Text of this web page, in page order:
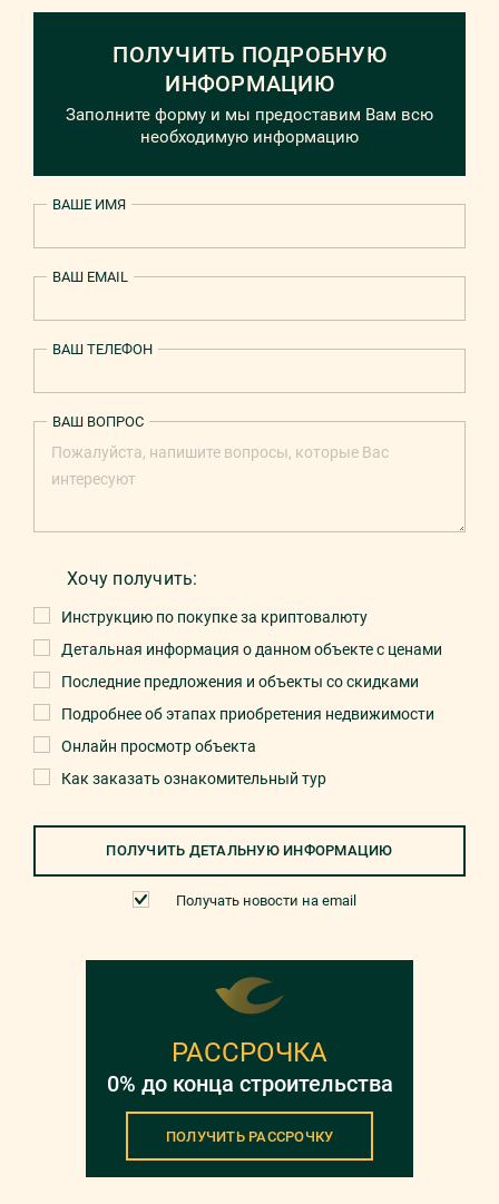
ПОЛУЧИТЬ ПОДРОБНУЮ
ИНФОРМАЦИЮ
Заполните форму и мы предоставим Вам всю
необходимую информацию
ВАШЕ ИМЯ
ВАШ EMAIL
ВАШ ТЕЛЕФОН
Хочу получить:
Инструкцию по покупке за криптовалюту
Детальная информация о данном объекте с ценами
Последние предложения и объекты со скидками
Подробнее об этапах приобретения недвижимости
Онлайн просмотр объекта
Как заказать ознакомительный тур
ВАШ ВОПРОС
ПОЛУЧИТЬ ДЕТАЛЬНУЮ ИНФОРМАЦИЮ
Получать новости на email
РАССРОЧКА
0% до конца строительства
ПОЛУЧИТЬ РАССРОЧКУ